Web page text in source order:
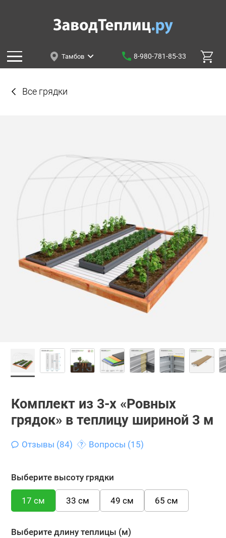
Тамбов 8-980-781-85-33
Все грядки
Комплект из 3-х «Ровных
грядок» в теплицу шириной 3 м
Отзывы (84) Вопросы (15)
Выберите высоту грядки
17 см 33 см 49 см 65 см
Выберите длину теплицы (м)